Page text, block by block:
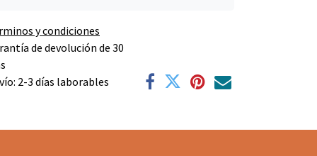
y condiciones
de devolución de 30
2-3 días laborables